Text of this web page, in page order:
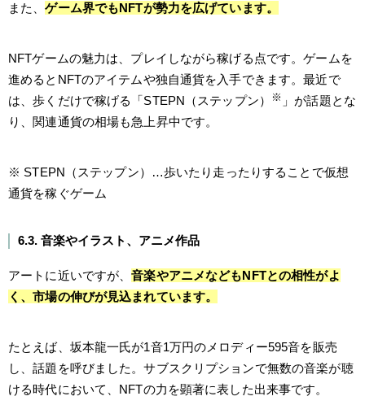
また、ゲーム界でもNFTが勢力を広げています。
NFTゲームの魅力は、プレイしながら稼げる点です。ゲームを
進めるとNFTのアイテムや独自通貨を入手できます。最近で
は、歩くだけで稼げる「STEPN（ステップン）
※ 」が話題とな
り、関連通貨の相場も急上昇中です。
※ STEPN（ステップン）…歩いたり走ったりすることで仮想
通貨を稼ぐゲーム
6.3. 音楽やイラスト、アニメ作品
アートに近いですが、音楽やアニメなどもNFTとの相性がよ
く、市場の伸びが見込まれています。
たとえば、坂本龍一氏が1音1万円のメロディー595音を販売
し、話題を呼びました。サブスクリプションで無数の音楽が聴
ける時代において、NFTの力を顕著に表した出来事です。